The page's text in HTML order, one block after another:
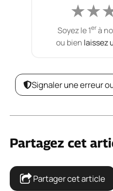
★★
Soyez le 1erà
ou bien laissez
Signaler une erreur
Partagez cet
Partager cet article